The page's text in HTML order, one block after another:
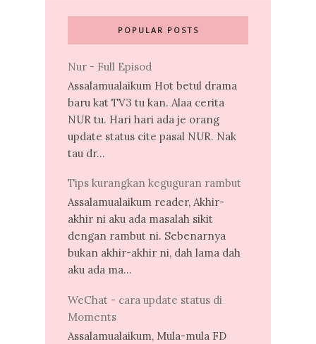
POPULAR POSTS
Nur - Full Episod
Assalamualaikum Hot betul drama
baru kat TV3 tu kan. Alaa cerita
NUR tu. Hari hari ada je orang
update status cite pasal NUR. Nak
tau dr...
Tips kurangkan keguguran rambut
Assalamualaikum reader, Akhir-
akhir ni aku ada masalah sikit
dengan rambut ni. Sebenarnya
bukan akhir-akhir ni, dah lama dah
aku ada ma...
WeChat - cara update status di
Moments
Assalamualaikum, Mula-mula FD